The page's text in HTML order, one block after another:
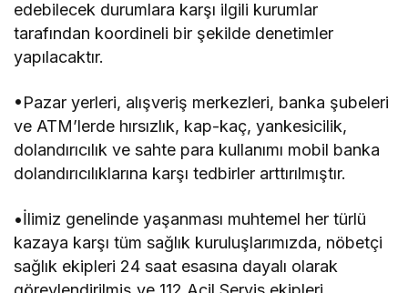
edebilecek durumlara karşı ilgili kurumlar
tarafından koordineli bir şekilde denetimler
yapılacaktır.
•Pazar yerleri, alışveriş merkezleri, banka şubeleri
ve ATM’lerde hırsızlık, kap-kaç, yankesicilik,
dolandırıcılık ve sahte para kullanımı mobil banka
dolandırıcılıklarına karşı tedbirler arttırılmıştır.
•İlimiz genelinde yaşanması muhtemel her türlü
kazaya karşı tüm sağlık kuruluşlarımızda, nöbetçi
sağlık ekipleri 24 saat esasına dayalı olarak